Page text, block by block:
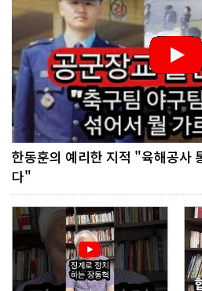
한동훈의 예리한 지적 "육해공사
다"